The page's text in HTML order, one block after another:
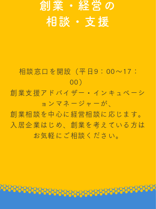
創業・経営の
相談・支援
相談窓口を開設（平日9：00～17：
00）
創業支援アドバイザー・インキュベーシ
ョンマネージャーが、
創業相談を中心に経営相談に応じます。
入居企業はじめ、創業を考えている方は
お気軽にご相談ください。